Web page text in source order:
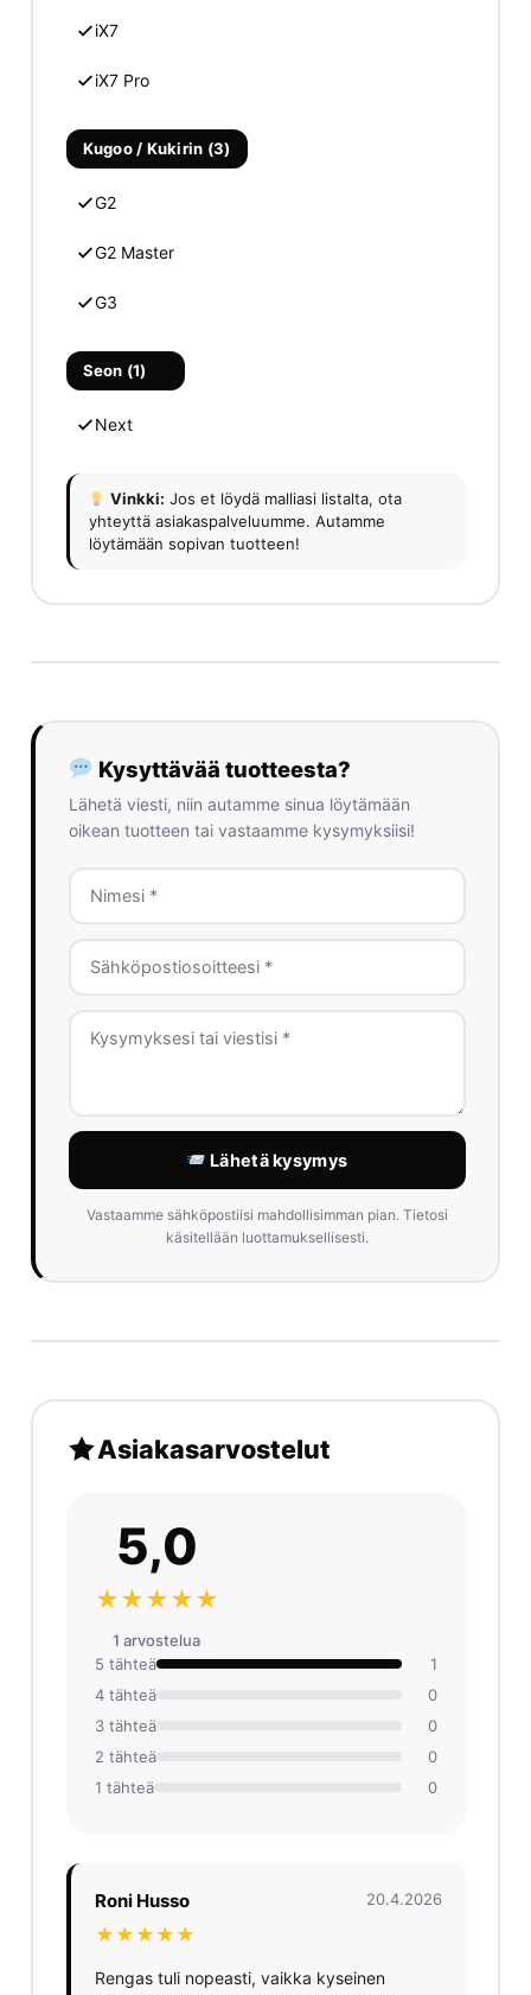
iX7
iX7 Pro
Kugoo / Kukirin (3)
G2
G2 Master
G3
Seon (1)
Next
Vinkki: Jos et löydä malliasi listalta, ota
yhteyttä asiakaspalveluumme. Autamme
löytämään sopivan tuotteen!
Kysyttävää tuotteesta?
Lähetä viesti, niin autamme sinua löytämään
oikean tuotteen tai vastaamme kysymyksiisi!
Lähetä kysymys
Vastaamme sähköpostiisi mahdollisimman pian. Tietosi
käsitellään luottamuksellisesti.
Asiakasarvostelut
5,0
★★★★★
1 arvosteluа
5 tähteä
1
4 tähteä
0
3 tähteä
0
2 tähteä
0
1 tähteä
0
Roni Husso
★★★★★
20.4.2026
Rengas tuli nopeasti, vaikka kyseinen